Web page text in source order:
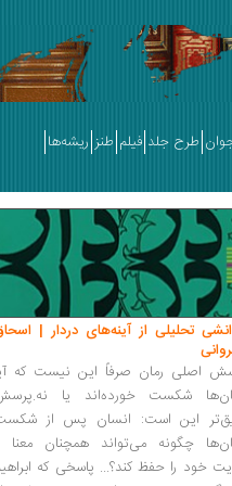
طرح جلد فیلم طنز ریشه‌ها
تحلیلی از آینه‌های دردار |
اصلی رمان صرفاً این نیست که
شکست خورده‌اند یا
این است: انسان پس از
چگونه می‌تواند همچنان معنا
خود را حفظ کند؟... پاسخی که